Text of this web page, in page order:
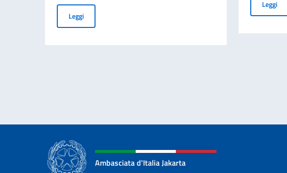
LeggiBorse di studio del Governo italiano per l’Anno accademico 2026-
Leggi
Ambasciata d'Italia Jakarta